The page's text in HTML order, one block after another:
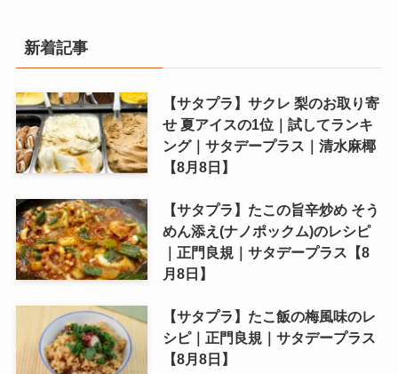
新着記事
【サタプラ】サクレ 梨のお取り寄
せ 夏アイスの1位｜試してランキ
ング｜サタデープラス｜清水麻椰
【8月8日】
【サタプラ】たこの旨辛炒め そう
めん添え(ナノポックム)のレシピ
｜正門良規｜サタデープラス【8
月8日】
【サタプラ】たこ飯の梅風味のレ
シピ｜正門良規｜サタデープラス
【8月8日】